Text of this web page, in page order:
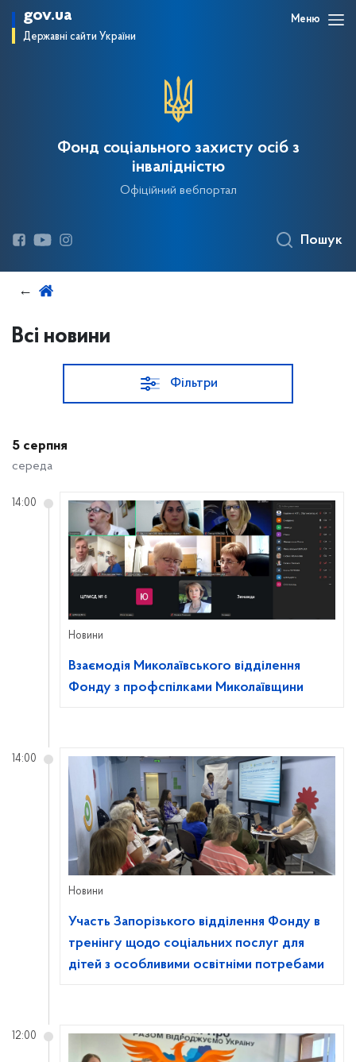
gov.ua
Державні сайти України
Меню
Фонд соціального захисту осіб з
інвалідністю
Офіційний вебпортал
Пошук
Всі новини
Фільтри
5 серпня
середа
Новини
Взаємодія Миколаївського відділення
Фонду з профспілками Миколаївщини
14:00
Новини
Участь Запорізького відділення Фонду в
тренінгу щодо соціальних послуг для
дітей з особливими освітніми потребами
14:00
12:00